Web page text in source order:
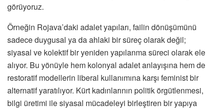
görüyoruz.
Örneğin Rojava’daki adalet yapıları, failin dönüşümünü
sadece duygusal ya da ahlaki bir süreç olarak değil;
siyasal ve kolektif bir yeniden yapılanma süreci olarak ele
alıyor. Bu yönüyle hem kolonyal adalet anlayışına hem de
restoratif modellerin liberal kullanımına karşı feminist bir
alternatif yaratılıyor. Kürt kadınlarının politik örgütlenmesi,
bilgi üretimi ile siyasal mücadeleyi birleştiren bir yapıya